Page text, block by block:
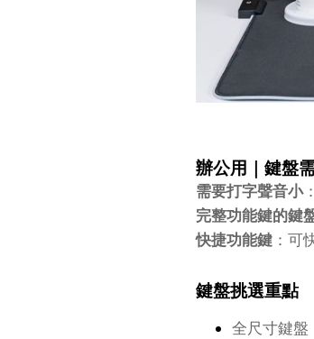
辦公用｜鍵盤
需要打字聲音小
完整功能鍵的鍵
快捷功能鍵 ：可
鍵盤挑選重點
全尺寸鍵盤